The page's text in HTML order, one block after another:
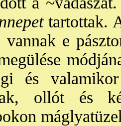
tartottak.
vannak e
és
ollót és